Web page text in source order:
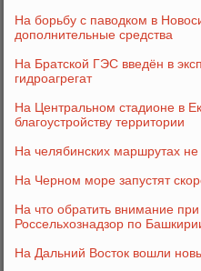
На борьбу с паводком в
дополнительные средства
На Братской ГЭС введён в
гидроагрегат
На Центральном стадионе в
благоустройству территории
На челябинских маршрутах не
На Черном море запустят
На что обратить внимание
Россельхознадзор по
На Дальний Восток вошли